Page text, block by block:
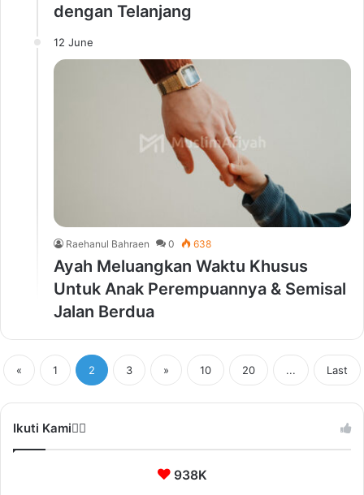
dengan Telanjang
12 June
Raehanul Bahraen 0 638
Ayah Meluangkan Waktu Khusus
Untuk Anak Perempuannya & Semisal
Jalan Berdua
« 1 2 3 » 10 20 ... Last
Ikuti Kami❤️‍🔥
938K